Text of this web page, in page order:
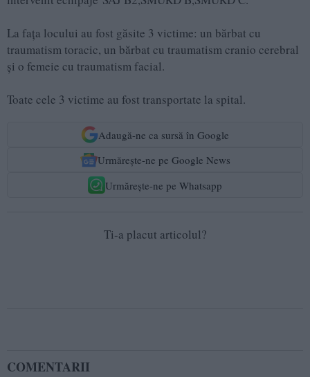
La fața locului au fost găsite 3 victime: un bărbat cu
traumatism toracic, un bărbat cu traumatism cranio cerebral
și o femeie cu traumatism facial.
Toate cele 3 victime au fost transportate la spital.
Adaugă-ne ca sursă în Google
Urmărește-ne pe Google News
Urmărește-ne pe Whatsapp
Ti-a placut articolul?
COMENTARII